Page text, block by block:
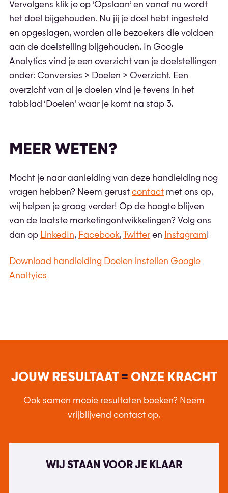
Vervolgens klik je op ‘Opslaan’ en vanaf nu wordt
het doel bijgehouden. Nu jij je doel hebt ingesteld
en opgeslagen, worden alle bezoekers die voldoen
aan de doelstelling bijgehouden. In Google
Analytics vind je een overzicht van je doelstellingen
onder: Conversies > Doelen > Overzicht. Een
overzicht van al je doelen vind je tevens in het
tabblad ‘Doelen’ waar je komt na stap 3.
MEER WETEN?
Mocht je naar aanleiding van deze handleiding nog
vragen hebben? Neem gerust contact met ons op,
wij helpen je graag verder! Op de hoogte blijven
van de laatste marketingontwikkelingen? Volg ons
dan op LinkedIn, Facebook, Twitter en Instagram!
Download handleiding Doelen instellen Google
Analtyics
JOUW RESULTAAT = ONZE KRACHT
Ook samen mooie resultaten boeken? Neem
vrijblijvend contact op.
WIJ STAAN VOOR JE KLAAR